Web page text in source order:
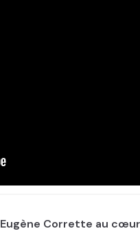
Eugène Corrette au